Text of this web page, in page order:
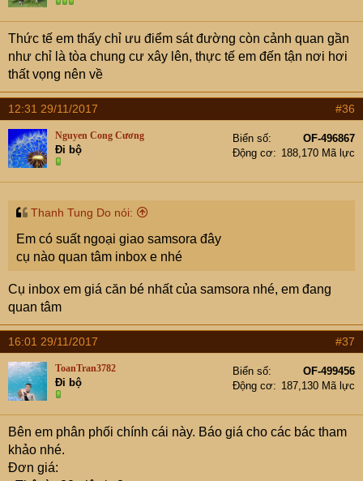
Thức tế em thấy chỉ ưu điểm sát đường còn cảnh quan gần
như chỉ là tòa chung cư xây lên, thực tế em đến tận nơi hơi
thất vọng nên về
12:31 29/11/2017 #36
Nguyen Cong Cương
Đi bộ
Biển số
OF-496867
Động cơ
188,170 Mã lực
Thanh Tung Do nói:
Em có suất ngoại giao samsora đây
cụ nào quan tâm inbox e nhé
Cụ inbox em giá căn bé nhất của samsora nhé, em đang
quan tâm
16:01 29/11/2017 #37
ToanTran3782
Đi bộ
Biển số
OF-499456
Động cơ
187,130 Mã lực
Bên em phân phối chính cái này. Báo giá cho các bác tham
khảo nhé.
Đơn giá: